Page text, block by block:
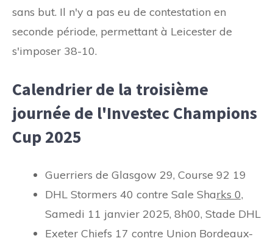
sans but. Il n'y a pas eu de contestation en
seconde période, permettant à Leicester de
s'imposer 38-10.
Calendrier de la troisième
journée de l'Investec Champions
Cup 2025
Guerriers de Glasgow 29, Course 92 19
DHL Stormers 40 contre Sale Sharks 0,
Samedi 11 janvier 2025, 8h00, Stade DHL
Exeter Chiefs 17 contre Union Bordeaux-